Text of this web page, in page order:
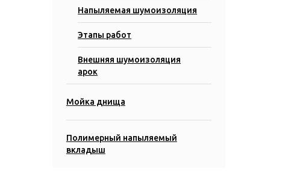
Напыляемая шумоизоляция
Этапы работ
Внешняя шумоизоляция
арок
Мойка днища
Полимерный напыляемый
вкладыш